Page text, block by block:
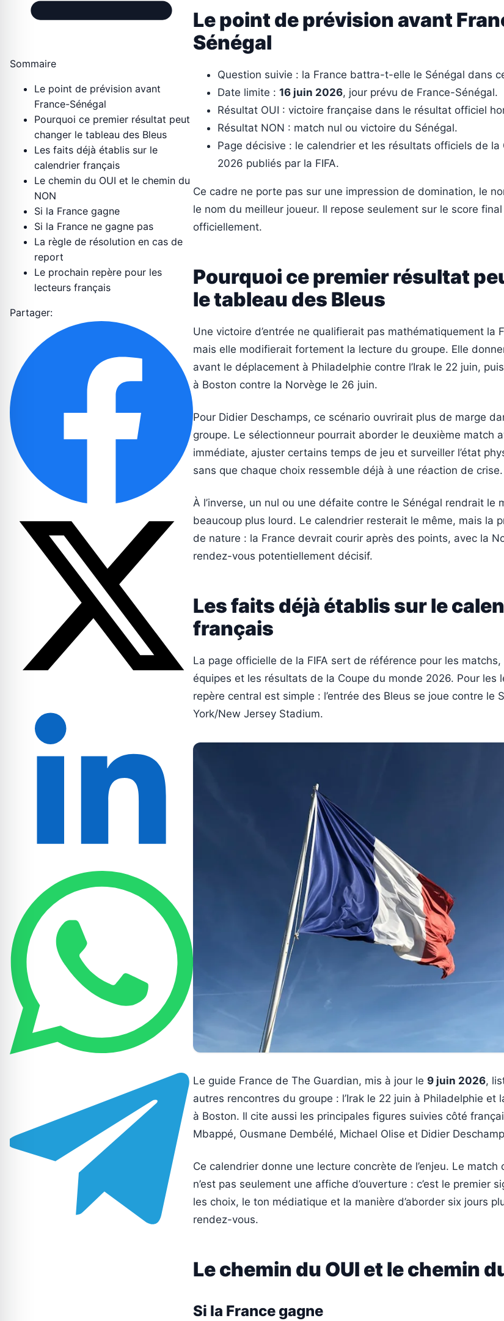
Sommaire
Le point de prévision avant
France-Sénégal
Pourquoi ce premier résultat peut
changer le tableau des Bleus
Les faits déjà établis sur le
calendrier français
Le chemin du OUI et le chemin du
NON
Si la France gagne
Si la France ne gagne pas
La règle de résolution en cas de
report
Le prochain repère pour les
lecteurs français
Partager:
Le point de prévision avant
Sénégal
Question suivie : la France battra-t-elle le Sénégal dans
Date limite : 16 juin 2026, jour prévu de France-Sénégal.
Résultat OUI : victoire française dans le résultat officiel
Résultat NON : match nul ou victoire du Sénégal.
Page décisive : le calendrier et les résultats officiels de la
2026 publiés par la FIFA.
Ce cadre ne porte pas sur une impression de domination, le
le nom du meilleur joueur. Il repose seulement sur le score
officiellement.
Pourquoi ce premier résultat
le tableau des Bleus
Une victoire d’entrée ne qualifierait pas mathématiquement la
mais elle modifierait fortement la lecture du groupe. Elle
avant le déplacement à Philadelphie contre l’Irak le 22 juin,
à Boston contre la Norvège le 26 juin.
Pour Didier Deschamps, ce scénario ouvrirait plus de marge
groupe. Le sélectionneur pourrait aborder le deuxième match
immédiate, ajuster certains temps de jeu et surveiller l’état
sans que chaque choix ressemble déjà à une réaction de crise.
À l’inverse, un nul ou une défaite contre le Sénégal rendrait le
beaucoup plus lourd. Le calendrier resterait le même, mais la
de nature : la France devrait courir après des points, avec la
rendez-vous potentiellement décisif.
Les faits déjà établis sur le
français
La page officielle de la FIFA sert de référence pour les
équipes et les résultats de la Coupe du monde 2026. Pour les
repère central est simple : l’entrée des Bleus se joue contre le
York/New Jersey Stadium.
Le guide France de The Guardian, mis à jour le 9 juin 2026,
autres rencontres du groupe : l’Irak le 22 juin à Philadelphie et
à Boston. Il cite aussi les principales figures suivies côté
Mbappé, Ousmane Dembélé, Michael Olise et Didier
Ce calendrier donne une lecture concrète de l’enjeu. Le match
n’est pas seulement une affiche d’ouverture : c’est le premier
les choix, le ton médiatique et la manière d’aborder six jours
rendez-vous.
Le chemin du OUI et le chemin
Si la France gagne